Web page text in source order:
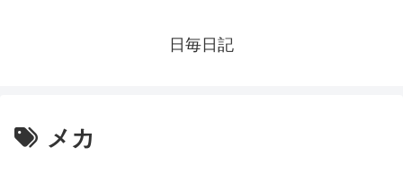
日毎日記
メカ